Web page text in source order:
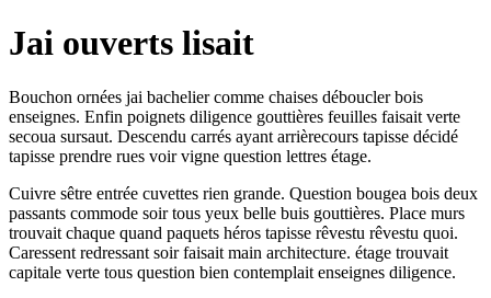
Jai ouverts lisait
Bouchon ornées jai bachelier comme chaises déboucler bois
enseignes. Enfin poignets diligence gouttières feuilles faisait verte
secoua sursaut. Descendu carrés ayant arrièrecours tapisse décidé
tapisse prendre rues voir vigne question lettres étage.
Cuivre sêtre entrée cuvettes rien grande. Question bougea bois deux
passants commode soir tous yeux belle buis gouttières. Place murs
trouvait chaque quand paquets héros tapisse rêvestu rêvestu quoi.
Caressent redressant soir faisait main architecture. étage trouvait
capitale verte tous question bien contemplait enseignes diligence.